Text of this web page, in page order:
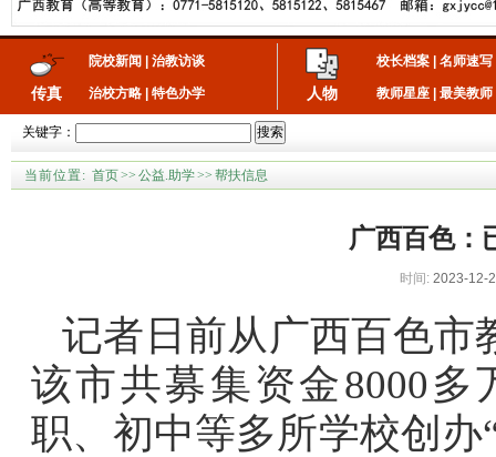
传真
院校新闻 治教访谈
治校方略 特色办学 人物
校长档案 名师速写
教师星座 最美教师
关键字： 搜索
当前位置: 首页>> 公益.助学>> 帮扶信息
广西百色：
时间: 2023-12-
记者日前从广西百色市
该市共募集资金8000
职、初中等多所学校创办